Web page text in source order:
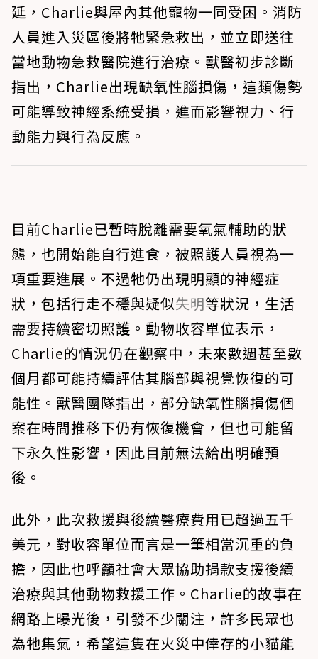
延，Charlie與屋內其他寵物一同受困。消防
人員進入災區後將牠緊急救出，並立即送往
當地動物急救醫院進行治療。獸醫初步診斷
指出，Charlie出現缺氧性腦損傷，這類傷勢
可能導致神經系統受損，進而影響視力、行
動能力與行為反應。
目前Charlie已暫時脫離需要氧氣輔助的狀
態，也開始能自行進食，被照護人員視為一
項重要進展。不過牠仍出現明顯的神經症
狀，包括行走不穩與疑似失明等狀況，生活
需要持續密切照護。動物收容單位表示，
Charlie的情況仍在觀察中，未來數週甚至數
個月都可能持續評估其腦部與視覺恢復的可
能性。獸醫團隊指出，部分缺氧性腦損傷個
案在時間推移下仍有恢復機會，但也可能留
下永久性影響，因此目前無法給出明確預
後。
此外，此次救援與後續醫療費用已超過五千
美元，對收容單位而言是一筆相當沉重的負
擔，因此也呼籲社會大眾協助捐款支援後續
治療與其他動物救援工作。Charlie的故事在
網路上曝光後，引發不少關注，許多民眾也
為牠集氣，希望這隻在火災中倖存的小貓能